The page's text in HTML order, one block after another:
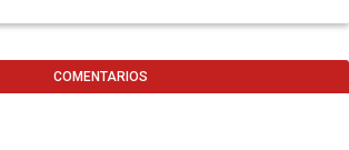
COMENTARIOS